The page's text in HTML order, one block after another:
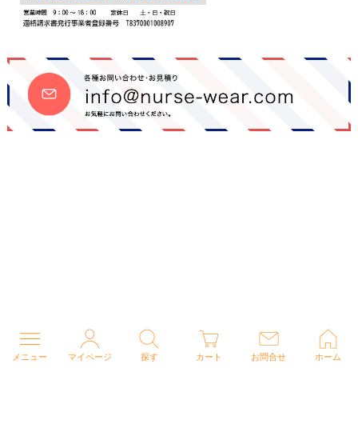
メニュー マイページ 探す カート お問合せ ホーム